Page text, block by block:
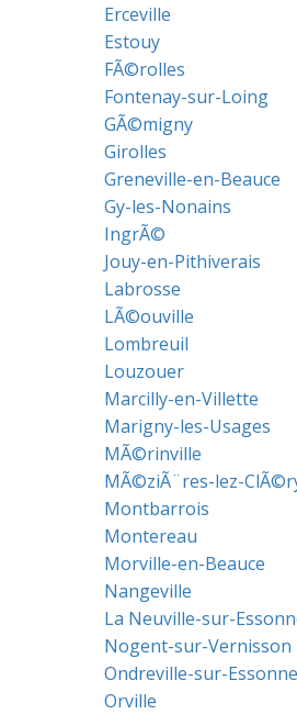
Erceville
Estouy
FÃ©rolles
Fontenay-sur-Loing
GÃ©migny
Girolles
Greneville-en-Beauce
Gy-les-Nonains
IngrÃ©
Jouy-en-Pithiverais
Labrosse
LÃ©ouville
Lombreuil
Louzouer
Marcilly-en-Villette
Marigny-les-Usages
MÃ©rinville
MÃ©ziÃ¨res-lez-
Montbarrois
Montereau
Morville-en-Beauce
Nangeville
La Neuville-sur-
Nogent-sur-Vernisson
Ondreville-sur-Essonne
Orville